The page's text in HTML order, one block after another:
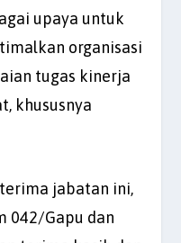
upaya untuk
organisasi
tugas kinerja
khususnya
jabatan ini,
042/Gapu dan